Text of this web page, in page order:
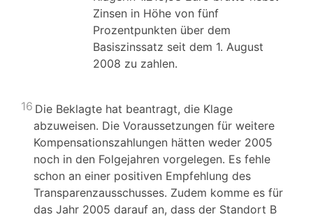
Zinsen in Höhe von fünf
Prozentpunkten über dem
Basiszinssatz seit dem 1. August
2008 zu zahlen.
16 Die Beklagte hat beantragt, die Klage
abzuweisen. Die Voraussetzungen für weitere
Kompensationszahlungen hätten weder 2005
noch in den Folgejahren vorgelegen. Es fehle
schon an einer positiven Empfehlung des
Transparenzausschusses. Zudem komme es für
das Jahr 2005 darauf an, dass der Standort B